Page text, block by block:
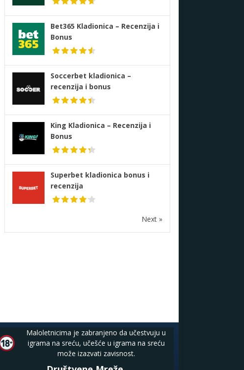
Bet365 Kladionica – Recenzija i
Bonus
Soccerbet kladionica –
recenzija i bonus
King Kladionica – Recenzija i
Bonus
Superbet kladionica bonus i
recenzija
Next »
Maloletnicima je zabranjeno da učestvuju u
igrama na sreću, učešće u igrama na sreću
može izazvati zavisnost.